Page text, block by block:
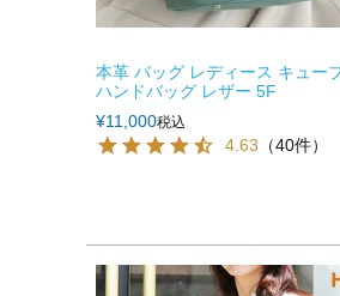
本革 バッグ レディース キュー
ハンドバッグ レザー 5F
¥11,000税込
4.63 （40件）